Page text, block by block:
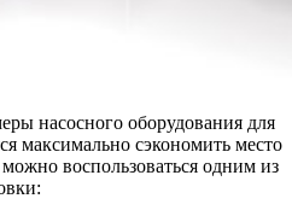
насосного оборудования для
максимально сэкономить место
воспользоваться одним из